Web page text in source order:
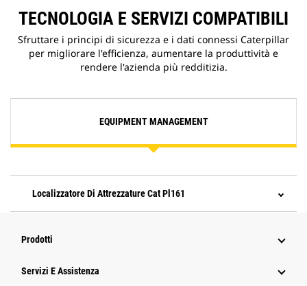
TECNOLOGIA E SERVIZI COMPATIBILI
Sfruttare i principi di sicurezza e i dati connessi Caterpillar
per migliorare l'efficienza, aumentare la produttività e
rendere l'azienda più redditizia.
EQUIPMENT MANAGEMENT
Localizzatore Di Attrezzature Cat Pl161
Prodotti
Servizi E Assistenza